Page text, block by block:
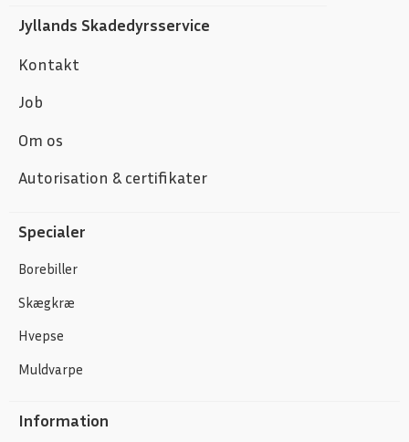
Jyllands Skadedyrsservice
Kontakt
Job
Om os
Autorisation & certifikater
Specialer
Borebiller
Skægkræ
Hvepse
Muldvarpe
Information